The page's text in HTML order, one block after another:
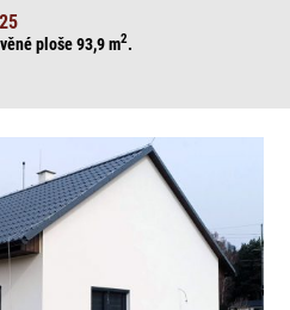
věné ploše 93,9m2.